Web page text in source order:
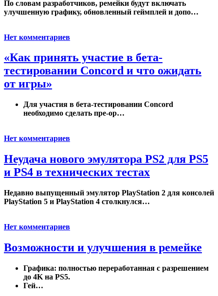
По словам разработчиков, ремейки будут включать
улучшенную графику, обновленный геймплей и допо…
Нет комментариев
«Как принять участие в бета-
тестировании Concord и что ожидать
от игры»
Для участия в бета-тестировании Concord
необходимо сделать пре-ор…
Нет комментариев
Неудача нового эмулятора PS2 для PS5
и PS4 в технических тестах
Недавно выпущенный эмулятор PlayStation 2 для консолей
PlayStation 5 и PlayStation 4 столкнулся…
Нет комментариев
Возможности и улучшения в ремейке
Графика: полностью переработанная с разрешением
до 4K на PS5.
Гей…